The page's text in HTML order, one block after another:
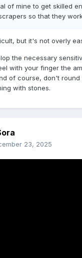
of mine to get skilled
so that they
but it's not overly
the necessary
with your finger the
of course, don't round
with stones.
23, 2025